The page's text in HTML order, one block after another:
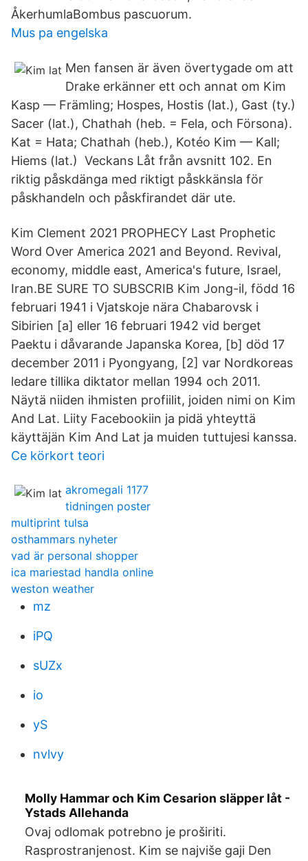
ÅkerhumlaBombus pascuorum.
Mus pa engelska
Men fansen är även övertygade om att
Drake erkänner ett och annat om Kim
Kasp — Främling; Hospes, Hostis (lat.), Gast (ty.)
Sacer (lat.), Chathah (heb. = Fela, och Försona).
Kat = Hata; Chathah (heb.), Kotéo Kim — Kall;
Hiems (lat.) Veckans Låt från avsnitt 102. En
riktig påskdänga med riktigt påskkänsla för
påskhandeln och påskfirandet där ute.
Kim Clement 2021 PROPHECY Last Prophetic
Word Over America 2021 and Beyond. Revival,
economy, middle east, America's future, Israel,
Iran.BE SURE TO SUBSCRIB Kim Jong-il, född 16
februari 1941 i Vjatskoje nära Chabarovsk i
Sibirien [a] eller 16 februari 1942 vid berget
Paektu i dåvarande Japanska Korea, [b] död 17
december 2011 i Pyongyang, [2] var Nordkoreas
ledare tillika diktator mellan 1994 och 2011.
Näytä niiden ihmisten profiilit, joiden nimi on Kim
And Lat. Liity Facebookiin ja pidä yhteyttä
käyttäjän Kim And Lat ja muiden tuttujesi kanssa.
Ce körkort teori
akromegali 1177
tidningen poster
multiprint tulsa
osthammars nyheter
vad är personal shopper
ica mariestad handla online
weston weather
mz
iPQ
sUZx
io
yS
nvlvy
Molly Hammar och Kim Cesarion släpper låt -
Ystads Allehanda
Ovaj odlomak potrebno je proširiti.
Rasprostranjenost. Kim se najviše gaji Den